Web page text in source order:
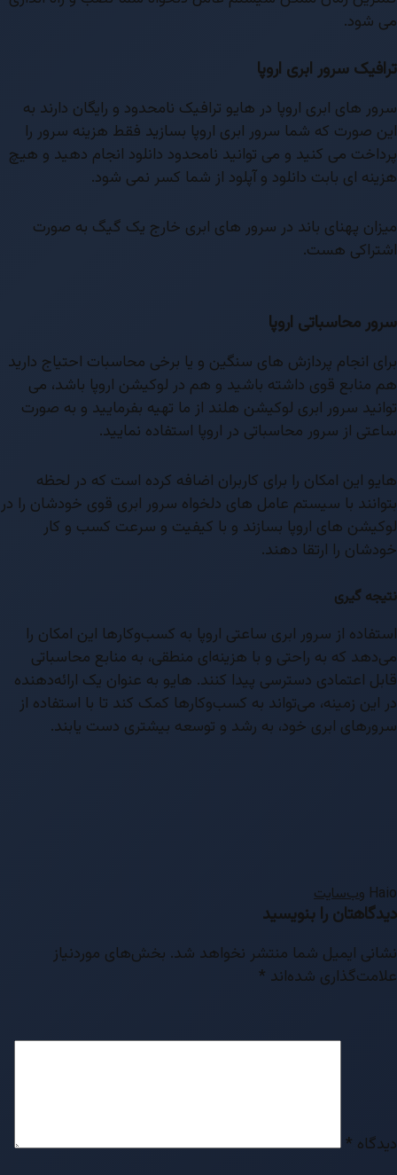
می شود.
ترافیک سرور ابری اروپا
سرور های ابری اروپا در هایو ترافیک نامحدود و رایگان دارند به
این صورت که شما سرور ابری اروپا بسازید فقط هزینه سرور را
پرداخت می کنید و می توانید نامحدود دانلود انجام دهید و هیچ
هزینه ای بابت دانلود و آپلود از شما کسر نمی شود.
میزان پهنای باند در سرور های ابری خارج یک گیگ به صورت
اشتراکی هست.
سرور محاسباتی اروپا
برای انجام پردازش های سنگین و یا برخی محاسبات احتیاج دارید
هم منابع قوی داشته باشید و هم در لوکیشن اروپا باشد، می
توانید سرور ابری لوکیشن هلند از ما تهیه بفرمایید و به صورت
ساعتی از سرور محاسباتی در اروپا استفاده نمایید.
هایو این امکان را برای کاربران اضافه کرده است که در لحظه
بتوانند با سیستم عامل های دلخواه سرور ابری قوی خودشان را در
لوکیشن های اروپا بسازند و با کیفیت و سرعت کسب و کار
خودشان را ارتقا دهند.
نتیجه گیری
استفاده از سرور ابری ساعتی اروپا به کسب‌وکارها این امکان را
می‌دهد که به راحتی و با هزینه‌ای منطقی، به منابع محاسباتی
قابل اعتمادی دسترسی پیدا کنند. هایو به عنوان یک ارائه‌دهنده
در این زمینه، می‌تواند به کسب‌وکارها کمک کند تا با استفاده از
سرورهای ابری خود، به رشد و توسعه بیشتری دست یابند.
Haio وب‌سایت
دیدگاهتان را بنویسید
نشانی ایمیل شما منتشر نخواهد شد. بخش‌های موردنیاز
علامت‌گذاری شده‌اند *
دیدگاه *